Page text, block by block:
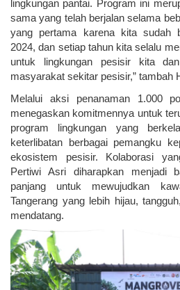
lingkungan pantai. Program ini
sama yang telah berjalan selama
yang pertama karena kita sudah
2024, dan setiap tahun kita selalu
untuk lingkungan pesisir kita
masyarakat sekitar pesisir,” tambah
Melalui aksi penanaman 1.000
menegaskan komitmennya untuk
program lingkungan yang
keterlibatan berbagai pemangku
ekosistem pesisir. Kolaborasi
Pertiwi Asri diharapkan menjadi
panjang untuk mewujudkan
Tangerang yang lebih hijau,
mendatang.